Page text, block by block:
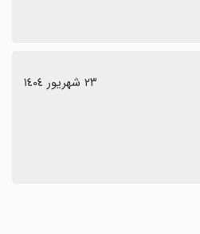
٢٣ شهریور ١٤٠٤